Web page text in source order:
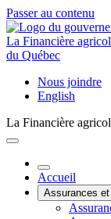
Passer au contenu
La Financière
du Québec
Nous joindre
English
La Financière
Accueil
Assurances